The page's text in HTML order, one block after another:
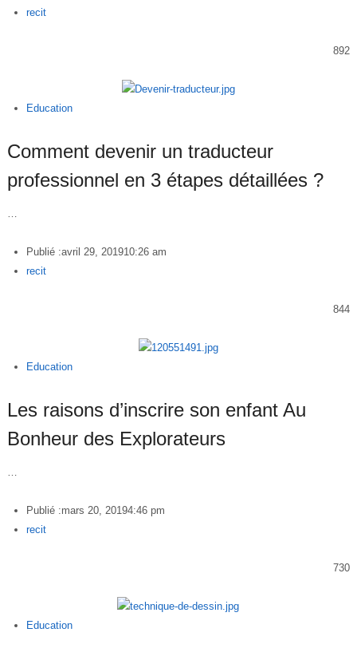
Author
recit
892
Education
Comment devenir un traducteur
professionnel en 3 étapes détaillées ?
Publié :avril 29, 201910:26 am
Author
recit
844
Education
Les raisons d’inscrire son enfant Au
Bonheur des Explorateurs
Publié :mars 20, 20194:46 pm
Author
recit
730
Education